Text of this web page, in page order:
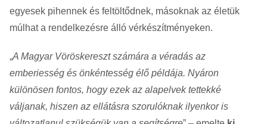
egyesek pihennek és feltöltődnek, másoknak az életük
múlhat a rendelkezésre álló vérkészítményeken.
„A Magyar Vöröskereszt számára a véradás az
emberiesség és önkéntesség élő példája. Nyáron
különösen fontos, hogy ezek az alapelvek tettekké
váljanak, hiszen az ellátásra szorulóknak ilyenkor is